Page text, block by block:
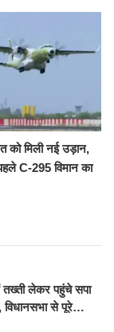
को मिली नई उड़ान,
C-295 विमान का
लेकर पहुंचे सपा
विधानसभा से पूरे
गया निलंबित